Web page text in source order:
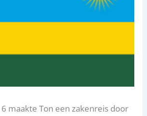
maakte Ton een zakenreis door